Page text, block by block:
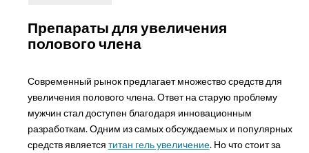
Препараты для увеличения
полового члена
Современный рынок предлагает множество средств для
увеличения полового члена. Ответ на старую проблему
мужчин стал доступен благодаря инновационным
разработкам. Одним из самых обсуждаемых и популярных
средств является титан гель увеличение. Но что стоит за